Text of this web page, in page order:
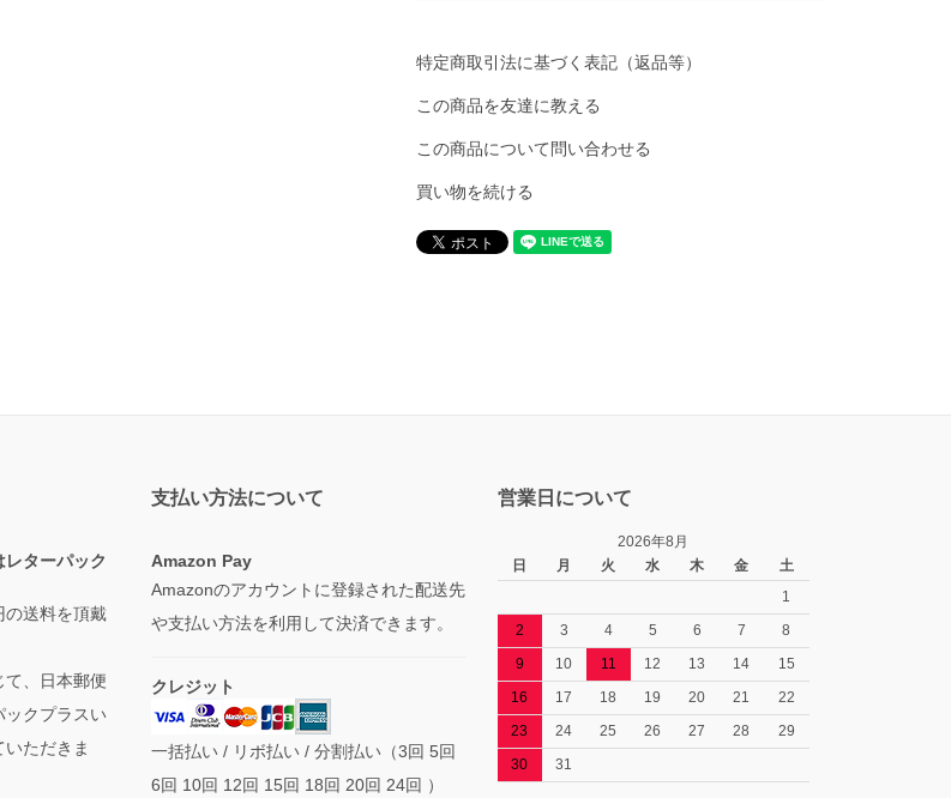
特定商取引法に基づく表記（返品等）
この商品を友達に教える
この商品について問い合わせる
買い物を続ける
レターパック
の送料を頂戴
て、日本郵便
ックプラスい
ただきま
支払い方法について
Amazon Pay
Amazonのアカウントに登録された配送先
や支払い方法を利用して決済できます。
クレジット
一括払い / リボ払い / 分割払い（3回 5回
6回 10回 12回 15回 18回 20回 24回 ）
営業日について
2026年8月
日
月 火 水 木 金
土
1
2
3 4 5 6 7
8
9
10 11 12 13 14
15
16
17 18 19 20 21
22
23
24 25 26 27 28
29
30
31